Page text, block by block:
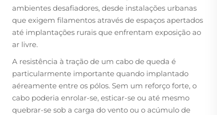
ambientes desafiadores, desde instalações urbanas
que exigem filamentos através de espaços apertados
até implantações rurais que enfrentam exposição ao
ar livre.
A resistência à tração de um cabo de queda é
particularmente importante quando implantado
aéreamente entre os pólos. Sem um reforço forte, o
cabo poderia enrolar-se, esticar-se ou até mesmo
quebrar-se sob a carga do vento ou o acúmulo de